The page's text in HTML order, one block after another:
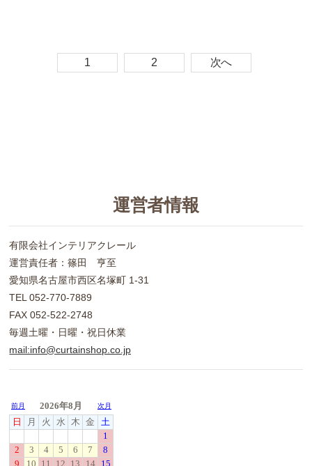
1 2 次へ
運営者情報
有限会社インテリアクレール
運営責任者：篠田 亨至
愛知県名古屋市西区名塚町 1-31
TEL 052-770-7889
FAX 052-522-2748
毎週土曜・日曜・祝日休業
mail:info@curtainshop.co.jp